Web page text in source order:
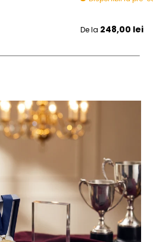
Pret initial
De la 248,00 lei